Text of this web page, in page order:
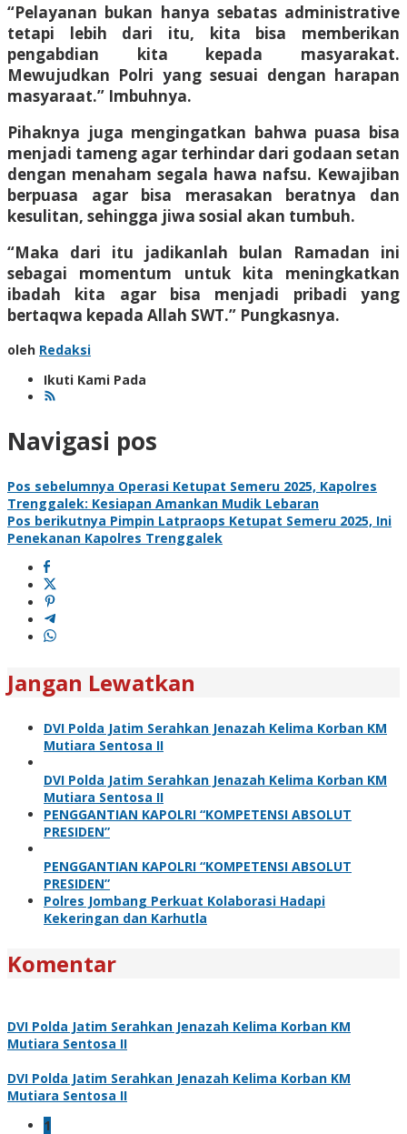
“Pelayanan bukan hanya sebatas administrative
tetapi lebih dari itu, kita bisa memberikan
pengabdian kita kepada masyarakat.
Mewujudkan Polri yang sesuai dengan harapan
masyaraat.” Imbuhnya.
Pihaknya juga mengingatkan bahwa puasa bisa
menjadi tameng agar terhindar dari godaan setan
dengan menaham segala hawa nafsu. Kewajiban
berpuasa agar bisa merasakan beratnya dan
kesulitan, sehingga jiwa sosial akan tumbuh.
“Maka dari itu jadikanlah bulan Ramadan ini
sebagai momentum untuk kita meningkatkan
ibadah kita agar bisa menjadi pribadi yang
bertaqwa kepada Allah SWT.” Pungkasnya.
oleh Redaksi
Ikuti Kami Pada
Navigasi pos
Pos sebelumnya Operasi Ketupat Semeru 2025, Kapolres
Trenggalek: Kesiapan Amankan Mudik Lebaran
Pos berikutnya Pimpin Latpraops Ketupat Semeru 2025, Ini
Penekanan Kapolres Trenggalek
Jangan Lewatkan
DVI Polda Jatim Serahkan Jenazah Kelima Korban KM
Mutiara Sentosa II
DVI Polda Jatim Serahkan Jenazah Kelima Korban KM
Mutiara Sentosa II
PENGGANTIAN KAPOLRI “KOMPETENSI ABSOLUT
PRESIDEN”
PENGGANTIAN KAPOLRI “KOMPETENSI ABSOLUT
PRESIDEN”
Polres Jombang Perkuat Kolaborasi Hadapi
Kekeringan dan Karhutla
Komentar
DVI Polda Jatim Serahkan Jenazah Kelima Korban KM
Mutiara Sentosa II
DVI Polda Jatim Serahkan Jenazah Kelima Korban KM
Mutiara Sentosa II
1